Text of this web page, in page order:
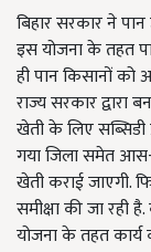
बिहार सरकार ने
इस योजना के तहत
ही पान किसानों
राज्य सरकार
खेती के लिए सब्सिडी
गया जिला समेत आस-
खेती कराई जाएगी.
समीक्षा की जा रही
योजना के तहत कार्य